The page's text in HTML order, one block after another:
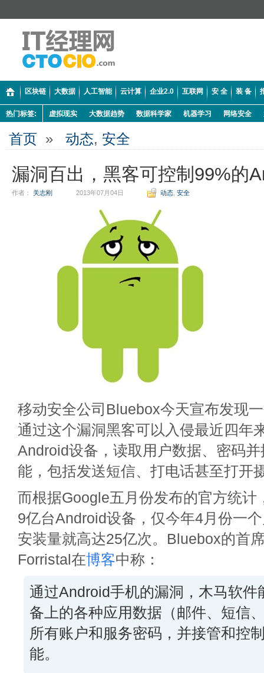
区块链 大数据 人工智能 云计算 企业2.0 互联网 安 全 装 备
热门标签: 虚拟现实 大数据趋势 数据科学家 机器学习 网络安全
首页 » 动态, 安全
漏洞百出，黑客可控制99%的
作者： 关志刚 2013年07月04日 动态 安全
移动安全公司Bluebox今天宣布发现
通过这个漏洞黑客可以入侵最近四年
Android设备，读取用户数据、密码
能，包括发送短信、打电话甚至打开
而根据Google五月份发布的官方统计
9亿台Android设备，仅今年4月份一
安装量就高达25亿次。Bluebox的首
Forristal在博客中称：
通过Android手机的漏洞，木马软件
备上的各种应用数据（邮件、短信
所有账户和服务密码，并接管和控
能。